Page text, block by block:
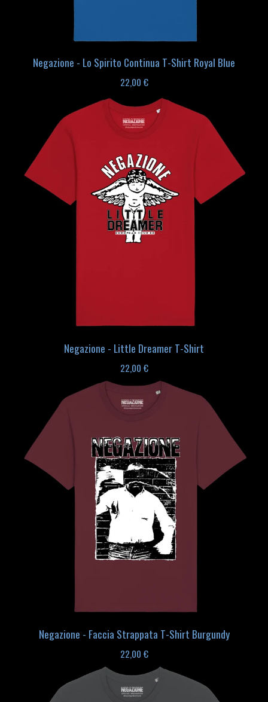
Negazione - Lo Spirito Continua T-Shirt Royal Blue
22,00 €
Negazione - Little Dreamer T-Shirt
22,00 €
Negazione - Faccia Strappata T-Shirt Burgundy
22,00 €